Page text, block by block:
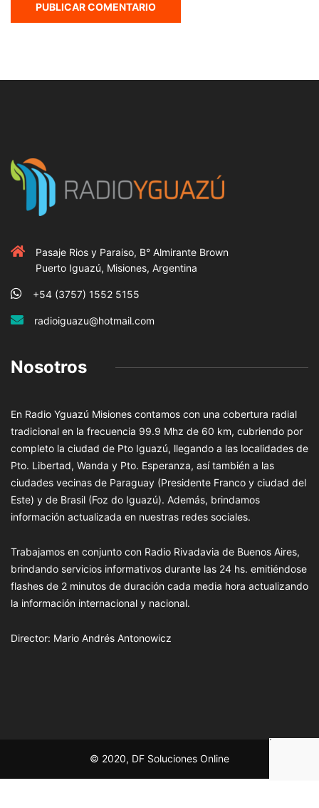
Pasaje Rios y Paraiso, B° Almirante Brown
Puerto Iguazú, Misiones, Argentina
+54 (3757) 1552 5155
radioiguazu@hotmail.com
Nosotros
En Radio Yguazú Misiones contamos con una cobertura radial
tradicional en la frecuencia 99.9 Mhz de 60 km, cubriendo por
completo la ciudad de Pto Iguazú, llegando a las localidades de
Pto. Libertad, Wanda y Pto. Esperanza, así también a las
ciudades vecinas de Paraguay (Presidente Franco y ciudad del
Este) y de Brasil (Foz do Iguazú). Además, brindamos
información actualizada en nuestras redes sociales.
Trabajamos en conjunto con Radio Rivadavia de Buenos Aires,
brindando servicios informativos durante las 24 hs. emitiéndose
flashes de 2 minutos de duración cada media hora actualizando
la información internacional y nacional.
Director: Mario Andrés Antonowicz
© 2020, DF Soluciones Online